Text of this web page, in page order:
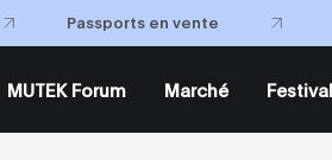
Passports en vente
MUTEK Forum Marché Festival